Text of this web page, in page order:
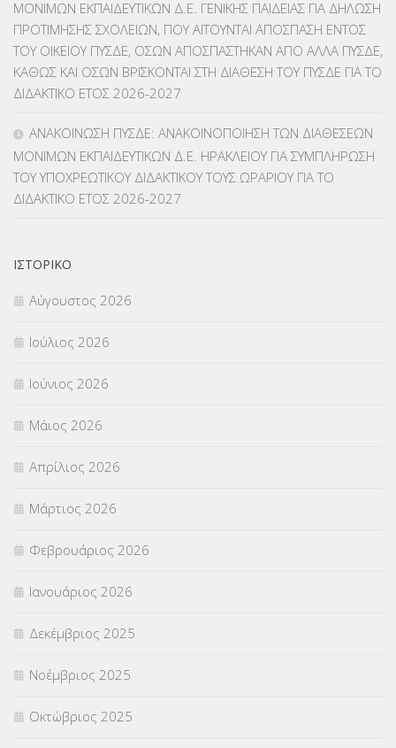
ΜΑΘΗΤΕΙΑ(275)
ΜΕΤΑΘΕΣΕΙΣ-ΤΟΠΟΘΕΤΗΣΕΙΣ ΒΕΛΤΙΩΣΕΙΣ(319)
ΜΕΤΑΦΟΡΑ ΜΑΘΗΤΩΝ(3)
ΝΟΜΟΘΕΣΙΑ(66)
ΜΟΝΙΜΩΝ ΕΚΠΑΙΔΕΥΤΙΚΩΝ Δ.Ε. ΓΕΝΙΚΗΣ ΠΑΙΔΕΙΑΣ ΓΙΑ ΔΗΛΩΣΗ
ΠΡΟΤΙΜΗΣΗΣ ΣΧΟΛΕΙΩΝ, ΠΟΥ ΑΙΤΟΥΝΤΑΙ ΑΠΟΣΠΑΣΗ ΕΝΤΟΣ
ΤΟΥ ΟΙΚΕΙΟΥ ΠΥΣΔΕ, ΟΣΩΝ ΑΠΟΣΠΑΣΤΗΚΑΝ ΑΠΟ ΑΛΛΑ ΠΥΣΔΕ,
ΚΑΘΩΣ ΚΑΙ ΟΣΩΝ ΒΡΙΣΚΟΝΤΑΙ ΣΤΗ ΔΙΑΘΕΣΗ ΤΟΥ ΠΥΣΔΕ ΓΙΑ ΤΟ
ΔΙΔΑΚΤΙΚΟ ΕΤΟΣ 2026-2027
ΑΝΑΚΟΙΝΩΣΗ ΠΥΣΔΕ: ΑΝΑΚΟΙΝΟΠΟΙΗΣΗ ΤΩΝ ΔΙΑΘΕΣΕΩΝ
ΜΟΝΙΜΩΝ ΕΚΠΑΙΔΕΥΤΙΚΩΝ Δ.Ε. ΗΡΑΚΛΕΙΟΥ ΓΙΑ ΣΥΜΠΛΗΡΩΣΗ
ΤΟΥ ΥΠΟΧΡΕΩΤΙΚΟΥ ΔΙΔΑΚΤΙΚΟΥ ΤΟΥΣ ΩΡΑΡΙΟΥ ΓΙΑ ΤΟ
ΔΙΔΑΚΤΙΚΟ ΕΤΟΣ 2026-2027
ΙΣΤΟΡΙΚΌ
Αύγουστος 2026
Ιούλιος 2026
Ιούνιος 2026
Μάιος 2026
Απρίλιος 2026
Μάρτιος 2026
Φεβρουάριος 2026
Ιανουάριος 2026
Δεκέμβριος 2025
Νοέμβριος 2025
Οκτώβριος 2025